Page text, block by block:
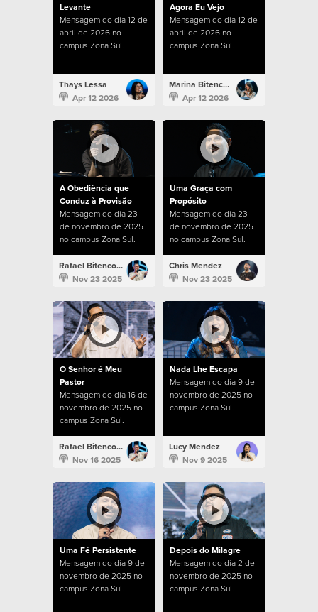
Levante
Mensagem do dia 12 de
abril de 2026 no
campus Zona Sul.
Thays Lessa
Apr 12 2026
Agora Eu Vejo
Mensagem do dia 12 de
abril de 2026 no
campus Zona Sul.
Marina Bitencourt
Apr 12 2026
A Obediência que
Conduz à Provisão
Mensagem do dia 23
de novembro de 2025
no campus Zona Sul.
Rafael Bitencourt
Nov 23 2025
Uma Graça com
Propósito
Mensagem do dia 23
de novembro de 2025
no campus Zona Sul.
Chris Mendez
Nov 23 2025
O Senhor é Meu
Pastor
Mensagem do dia 16 de
novembro de 2025 no
campus Zona Sul.
Rafael Bitencourt
Nov 16 2025
Nada Lhe Escapa
Mensagem do dia 9 de
novembro de 2025 no
campus Zona Sul.
Lucy Mendez
Nov 9 2025
Uma Fé Persistente
Mensagem do dia 9 de
novembro de 2025 no
campus Zona Sul.
Depois do Milagre
Mensagem do dia 2 de
novembro de 2025 no
campus Zona Sul.